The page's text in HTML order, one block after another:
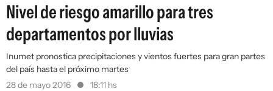
Nivel de riesgo amarillo para tres
departamentos por lluvias
Inumet pronostica precipitaciones y vientos fuertes para gran partes
del país hasta el próximo martes
28 de mayo 2016
18:11 hs